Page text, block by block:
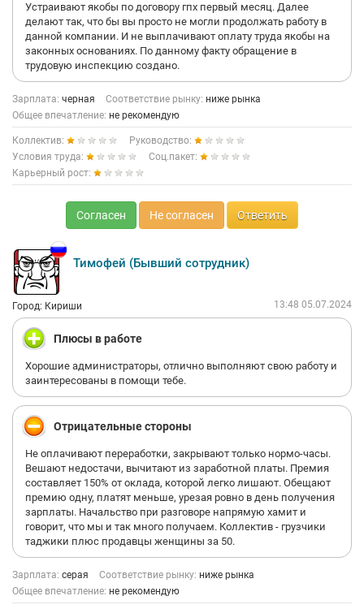
Устраивают якобы по договору гпх первый месяц. Далее
делают так, что бы вы просто не могли продолжать работу в
данной компании. И не выплачивают оплату труда якобы на
законных основаниях. По данному факту обращение в
трудовую инспекцию создано.
Зарплата: черная Соответствие рынку: ниже рынка
Общее впечатление: не рекомендую
Коллектив:
Руководство:
Условия труда:
Соц.пакет:
Карьерный рост:
Согласен Не согласен Ответить
Тимофей (Бывший сотрудник)
Город: Кириши 13:48 05.07.2024
Плюсы в работе
Хорошие администраторы, отлично выполняют свою работу и
заинтересованы в помощи тебе.
Отрицательные стороны
Не оплачивают переработки, закрывают только нормо-часы.
Вешают недостачи, вычитают из заработной платы. Премия
составляет 150% от оклада, которой легко лишают. Обещают
премию одну, платят меньше, урезая ровно в день получения
зарплаты. Начальство при разговоре напрямую хамит и
говорит, что мы и так много получаем. Коллектив - грузчики
таджики плюс продавцы женщины за 50.
Зарплата: серая Соответствие рынку: ниже рынка
Общее впечатление: не рекомендую